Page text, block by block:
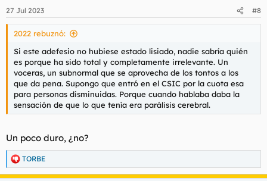
e
s
27 Jul 2023 #8
2022 rebuznó:
Si este adefesio no hubiese estado lisiado, nadie sabría quién
es porque ha sido total y completamente irrelevante. Un
voceras, un subnormal que se aprovecha de los tontos a los
que da pena. Supongo que entró en el CSIC por la cuota esa
para personas disminuidas. Porque cuando hablaba daba la
sensación de que lo que tenía era parálisis cerebral.
Un poco duro, ¿no?
R
e
TORBE